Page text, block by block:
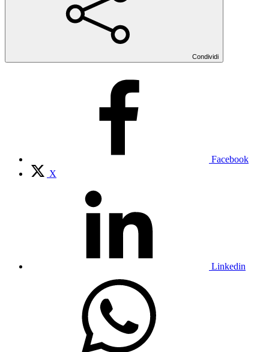
Condividi
Facebook
X
Linkedin